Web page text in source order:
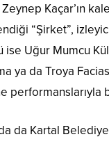
Kaçar’ın
“Şirket”,
ise Uğur Mumcu
ya da Troya
da Kartal